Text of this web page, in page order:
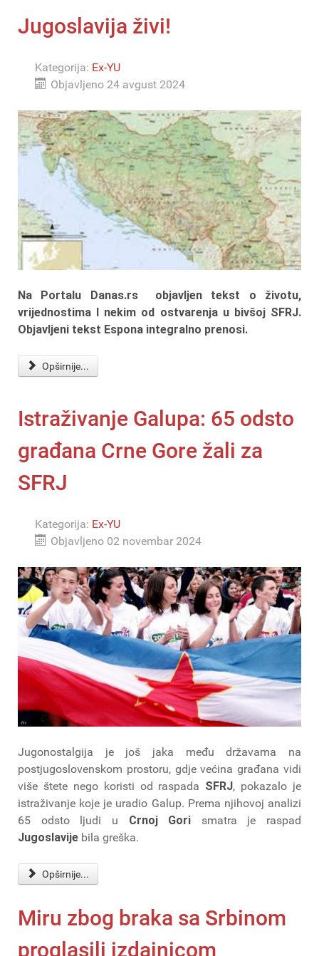
Jugoslavija živi!
Kategorija: Ex-YU
Objavljeno 24 avgust 2024
Na Portalu Danas.rs objavljen tekst o životu,
vrijednostima I nekim od ostvarenja u bivšoj SFRJ.
Objavljeni tekst Espona integralno prenosi.
Opširnije...
Istraživanje Galupa: 65 odsto
građana Crne Gore žali za
SFRJ
Kategorija: Ex-YU
Objavljeno 02 novembar 2024
Jugonostalgija je još jaka među državama na
postjugoslovenskom prostoru, gdje većina građana vidi
više štete nego koristi od raspada SFRJ, pokazalo je
istraživanje koje je uradio Galup. Prema njihovoj analizi
65 odsto ljudi u Crnoj Gori smatra je raspad
Jugoslavije bila greška.
Opširnije...
Miru zbog braka sa Srbinom
proglasili izdajnicom